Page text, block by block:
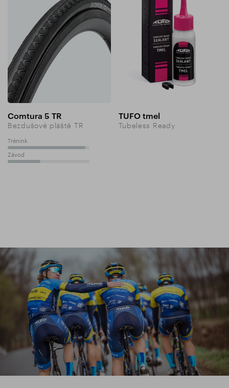
Comtura 5 TR
Bezdušové pláště TR
Trénink 95%
Závod
TUFO tmel
Tubeless Ready